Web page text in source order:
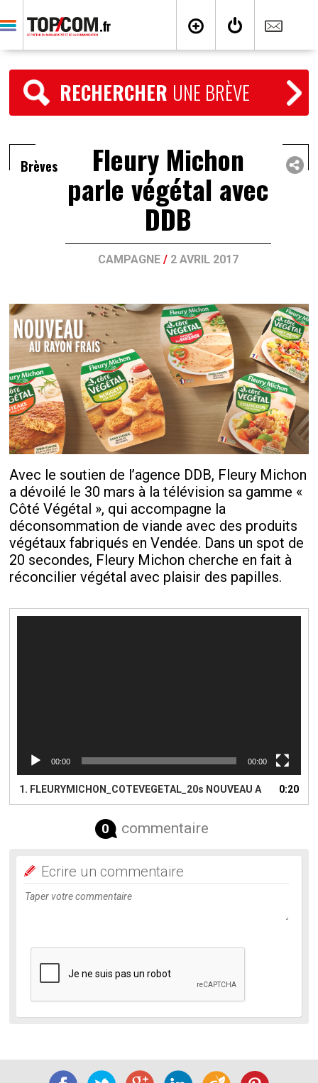
RECHERCHER UNE BRÈVE
Brèves Fleury Michon
parle végétal avec
DDB
CAMPAGNE/ 2 AVRIL 2017
Avec le soutien de l’agence DDB, Fleury Michon
a dévoilé le 30 mars à la télévision sa gamme «
Côté Végétal », qui accompagne la
déconsommation de viande avec des produits
végétaux fabriqués en Vendée. Dans un spot de
20 secondes, Fleury Michon cherche en fait à
réconcilier végétal avec plaisir des papilles.
00:00 00:00
1. FLEURYMICHON_COTEVEGETAL_20s NOUVEAU A 0:20
0 commentaire
Ecrire un commentaire